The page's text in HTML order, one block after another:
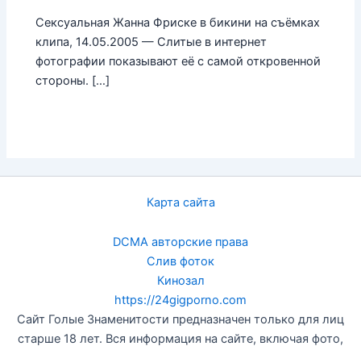
Сексуальная Жанна Фриске в бикини на съёмках
клипа, 14.05.2005 — Слитые в интернет
фотографии показывают её с самой откровенной
стороны. […]
Карта сайта
DCMA авторские права
Слив фоток
Кинозал
https://24gigporno.com
Сайт Голые Знаменитости предназначен только для лиц
старше 18 лет. Вся информация на сайте, включая фото,